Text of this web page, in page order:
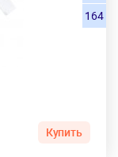
164
Купить